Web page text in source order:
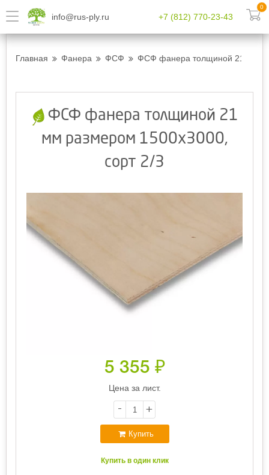
info@rus-ply.ru +7 (812) 770-23-43
0
Главная Фанера ФСФ ФСФ фанера толщиной 21 мм
ФСФ фанера толщиной 21
мм размером 1500х3000,
сорт 2/3
5 355 ₽
Цена за лист.
- +
Купить
Купить в один клик